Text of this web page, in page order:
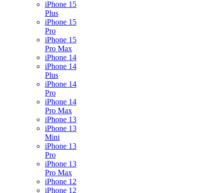
iPhone 15
Plus
iPhone 15
Pro
iPhone 15
Pro Max
iPhone 14
iPhone 14
Plus
iPhone 14
Pro
iPhone 14
Pro Max
iPhone 13
iPhone 13
Mini
iPhone 13
Pro
iPhone 13
Pro Max
iPhone 12
iPhone 12